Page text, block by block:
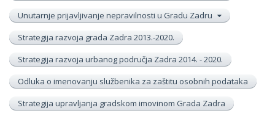
Unutarnje prijavljivanje nepravilnosti u Gradu Zadru
Strategija razvoja grada Zadra 2013.-2020.
Strategija razvoja urbanog područja Zadra 2014. - 2020.
Odluka o imenovanju službenika za zaštitu osobnih podataka
Strategija upravljanja gradskom imovinom Grada Zadra